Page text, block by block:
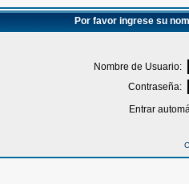
Por favor ingrese su
Nombre de Usuario:
Contraseña:
Entrar